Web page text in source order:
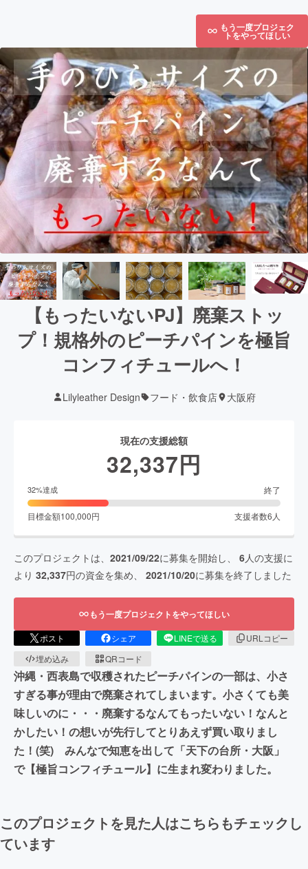
もう一度プロジェク
トをやってほしい
【もったいないPJ】廃棄ストッ
プ！規格外のピーチパインを極旨
コンフィチュールへ！
Lilyleather Design フード・飲食店 大阪府
現在の支援総額
32,337円
32%達成 終了
目標金額100,000円 支援者数6 人
このプロジェクトは、 2021/09/22に募集を開始し、 6人の支援に
より 32,337円の資金を集め、 2021/10/20に募集を終了しました
もう一度プロジェクトをやってほしい
ポスト シェア LINEで送る
URLコピー
埋め込み
QRコード
沖縄・西表島で収穫されたピーチパインの一部は、小さ
すぎる事が理由で廃棄されてしまいます。小さくても美
味しいのに・・・廃棄するなんてもったいない！なんと
かしたい！の想いが先行してとりあえず買い取りまし
た！(笑) みんなで知恵を出して「天下の台所・大阪」
で【極旨コンフィチュール】に生まれ変わりました。
このプロジェクトを見た人はこちらもチェックし
ています